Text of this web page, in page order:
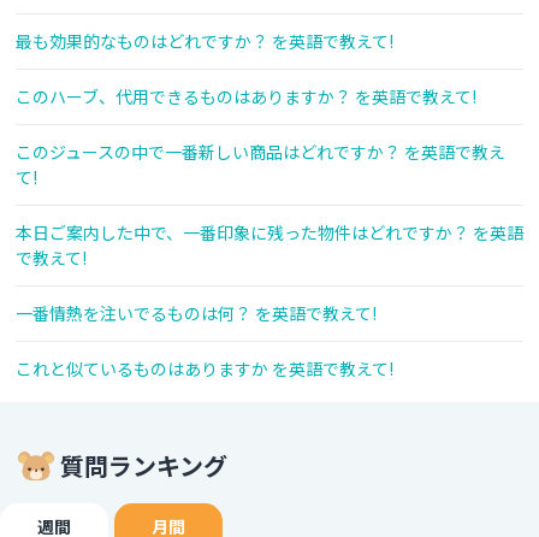
最も効果的なものはどれですか？ を英語で教えて!
このハーブ、代用できるものはありますか？ を英語で教えて!
このジュースの中で一番新しい商品はどれですか？ を英語で教え
て!
本日ご案内した中で、一番印象に残った物件はどれですか？ を英語
で教えて!
一番情熱を注いでるものは何？ を英語で教えて!
これと似ているものはありますか を英語で教えて!
質問ランキング
週間 月間